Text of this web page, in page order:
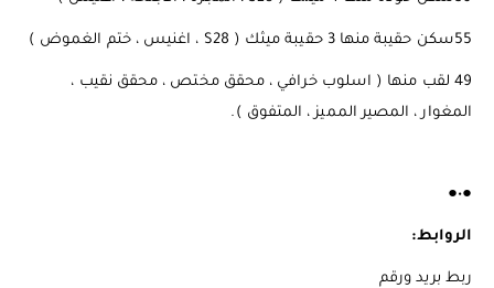
55سكن حقيبة منها 3 حقيبة ميثك ( S28 ، اغنيس ، ختم الغموض )
49 لقب منها ( اسلوب خرافي ، محقق مختص ، محقق نقيب ،
المغوار ، المصير المميز ، المتفوق ).
●•●
الروابط:
ربط بريد ورقم